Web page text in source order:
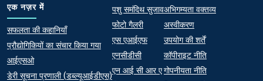
एक नज़र में
At a Glance
सफलता की कहानियाँ
प्रौद्योगिकियों का संचार किया गया
आईएसओ
डेरी सूचना प्रणाली (डब्ल्यूआईडीएस)
Quick links
पशु समंदिथ सुजाव
फोटो गैलरी
एस एआईएफ
एनसीडीसी
एन आई सी आर ए
Footer
अभिगम्यता वक्तव्य
अस्वीकरण
उपयोग की शर्तें
कॉपीराइट नीति
गोपनीयता नीति